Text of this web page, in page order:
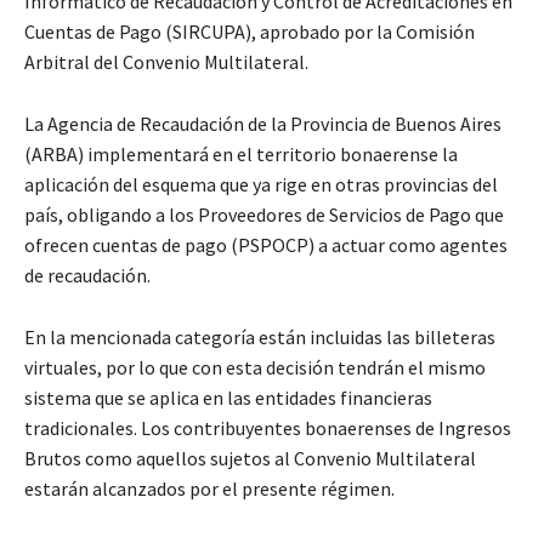
Cuentas de Pago (SIRCUPA), aprobado por la Comisión
Arbitral del Convenio Multilateral.
La Agencia de Recaudación de la Provincia de Buenos Aires
(ARBA) implementará en el territorio bonaerense la
aplicación del esquema que ya rige en otras provincias del
país, obligando a los Proveedores de Servicios de Pago que
ofrecen cuentas de pago (PSPOCP) a actuar como agentes
de recaudación.
En la mencionada categoría están incluidas las billeteras
virtuales, por lo que con esta decisión tendrán el mismo
sistema que se aplica en las entidades financieras
tradicionales. Los contribuyentes bonaerenses de Ingresos
Brutos como aquellos sujetos al Convenio Multilateral
estarán alcanzados por el presente régimen.